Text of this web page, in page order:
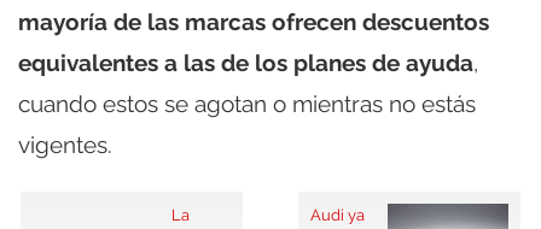
mayoría de las marcas ofrecen descuentos
equivalentes a las de los planes de ayuda,
cuando estos se agotan o mientras no estás
vigentes.
La
Audi ya